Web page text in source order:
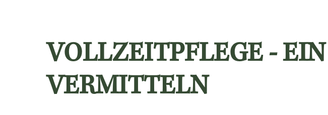
VOLLZEITPFLEGE -
VERMITTELN